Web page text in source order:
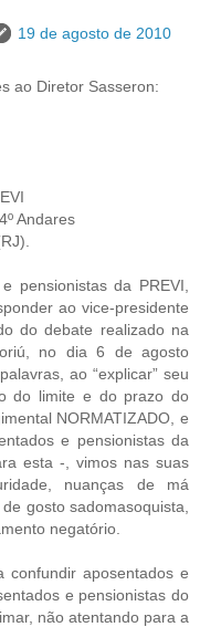
19 de agosto de 2010
ao Diretor Sasseron:
Andares
pensionistas da PREVI,
ao vice-presidente
do debate realizado na
no dia 6 de agosto
ao “explicar” seu
do limite e do prazo do
NORMATIZADO, e
e pensionistas da
esta -, vimos nas suas
nuanças de má
gosto sadomasoquista,
negatório.
aposentados e
e pensionistas do
não atentando para a